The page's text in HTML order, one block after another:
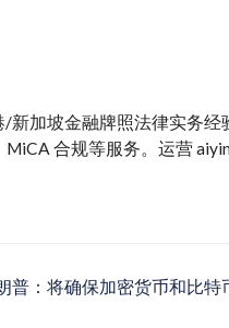
加坡金融牌照法律实务经
合规等服务。运营
普：将确保加密货币和比特